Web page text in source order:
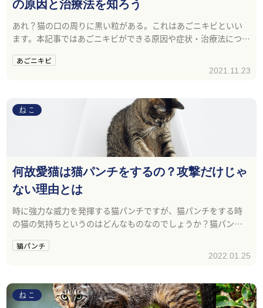
の原因と治療法を知ろう
あれ？猫の口の周りに黒い粒がある。これはあごニキビといい
ます。本記事ではあごニキビができる原因や症状・治療法につい
あごニキビ
2021.11.23
ねこ
何故愛猫は猫パンチをするの？攻撃だけじゃ
ない理由とは
時に強力な威力を発揮する猫パンチですが、猫パンチをする時
の猫の気持ちというのはどんなものなのでしょうか？猫パンチ
猫パンチ
2022.01.25
ねこ